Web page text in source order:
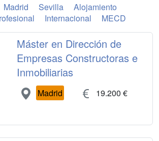
Madrid Sevilla
Alojamiento
Internacional MECD
Máster en Dirección de
Empresas Constructoras e
Inmobiliarias
Madrid 19.200 €